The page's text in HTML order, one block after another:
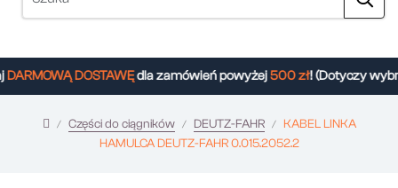
DOSTAWĘdla zamówień powyżej500 zł! (Dotyczy
Części do ciągników DEUTZ-FAHR
KABEL LINKA
HAMULCA DEUTZ-FAHR 0.015.2052.2